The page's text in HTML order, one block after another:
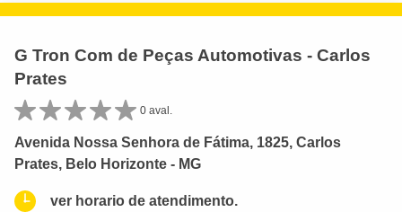
G Tron Com de Peças Automotivas - Carlos
Prates
0 aval.
Avenida Nossa Senhora de Fátima, 1825, Carlos
Prates, Belo Horizonte - MG
ver horario de atendimento.